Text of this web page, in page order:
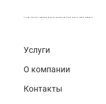
Услуги
О компании
Контакты